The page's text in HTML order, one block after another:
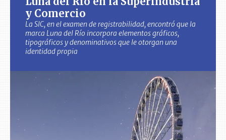
y Comercio
La SIC, en el examen de registrabilidad, encontró que la
marca Luna del Río incorpora elementos gráficos,
tipográficos y denominativos que le otorgan una
identidad propia